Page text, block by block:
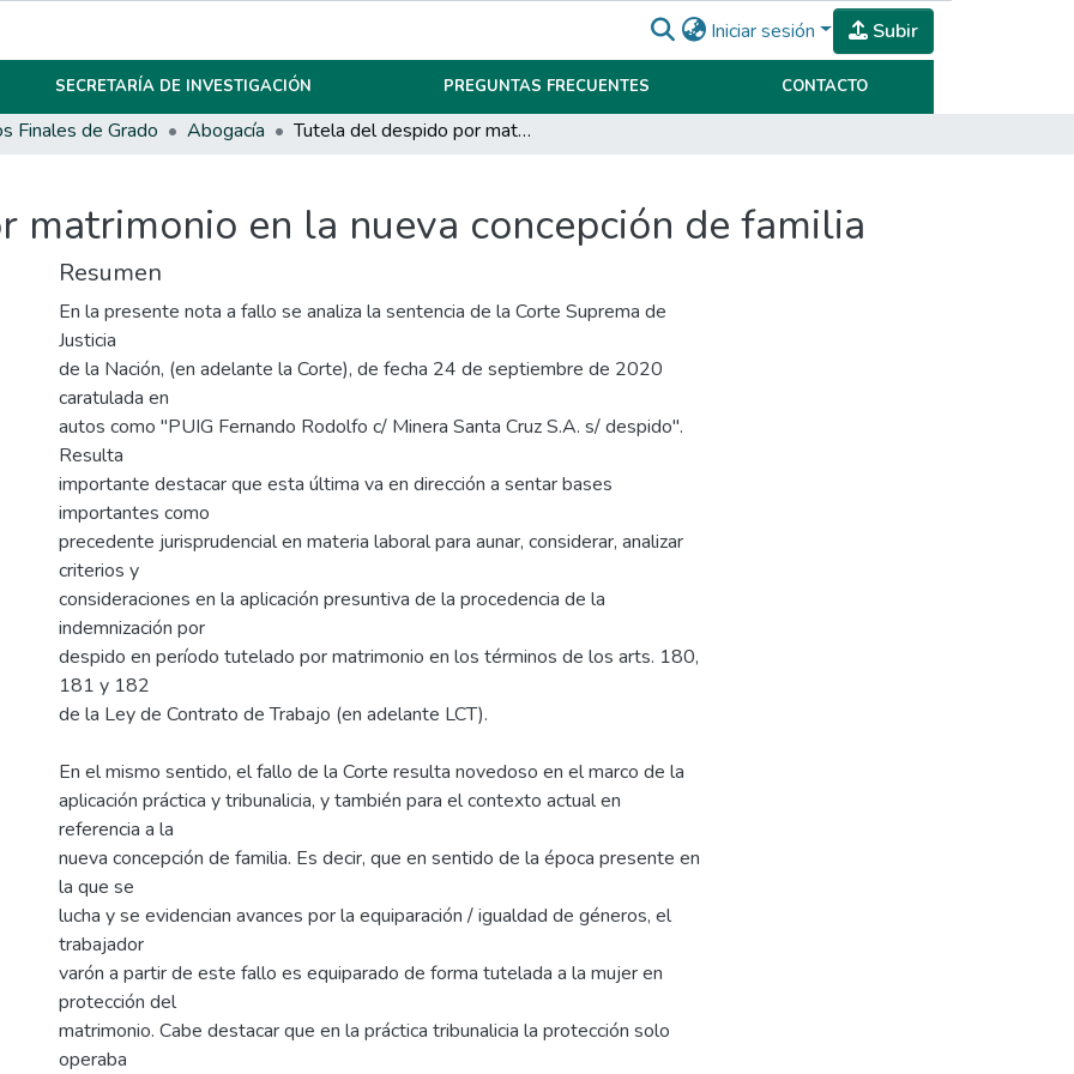
Iniciar sesión Subir
SECRETARÍA DE INVESTIGACIÓN PREGUNTAS FRECUENTES CONTACTO
Finales de Grado Abogacía Tutela del despido por matrimonio en la nueva concepción de familia
matrimonio en la nueva concepción de familia
Resumen
En la presente nota a fallo se analiza la sentencia de la Corte Suprema de
Justicia
de la Nación, (en adelante la Corte), de fecha 24 de septiembre de 2020
caratulada en
autos como "PUIG Fernando Rodolfo c/ Minera Santa Cruz S.A. s/ despido".
Resulta
importante destacar que esta última va en dirección a sentar bases
importantes como
precedente jurisprudencial en materia laboral para aunar, considerar, analizar
criterios y
consideraciones en la aplicación presuntiva de la procedencia de la
indemnización por
despido en período tutelado por matrimonio en los términos de los arts. 180,
181 y 182
de la Ley de Contrato de Trabajo (en adelante LCT).
En el mismo sentido, el fallo de la Corte resulta novedoso en el marco de la
aplicación práctica y tribunalicia, y también para el contexto actual en
referencia a la
nueva concepción de familia. Es decir, que en sentido de la época presente en
la que se
lucha y se evidencian avances por la equiparación / igualdad de géneros, el
trabajador
varón a partir de este fallo es equiparado de forma tutelada a la mujer en
protección del
matrimonio. Cabe destacar que en la práctica tribunalicia la protección solo
operaba